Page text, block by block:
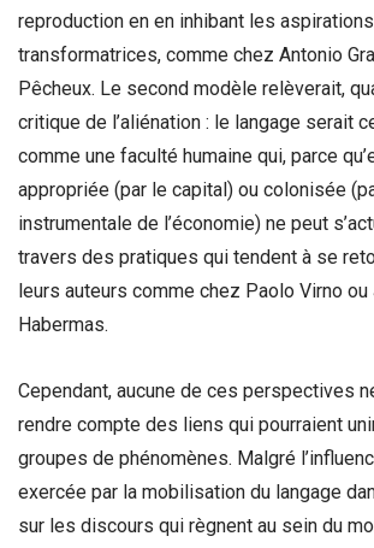
reproduction en en inhibant les aspirations
transformatrices, comme chez Antonio
Pêcheux. Le second modèle relèverait,
critique de l’aliénation : le langage serait
comme une faculté humaine qui, parce
appropriée (par le capital) ou colonisée
instrumentale de l’économie) ne peut
travers des pratiques qui tendent à se
leurs auteurs comme chez Paolo Virno ou
Habermas.
Cependant, aucune de ces perspectives
rendre compte des liens qui pourraient
groupes de phénomènes. Malgré
exercée par la mobilisation du langage
sur les discours qui règnent au sein du